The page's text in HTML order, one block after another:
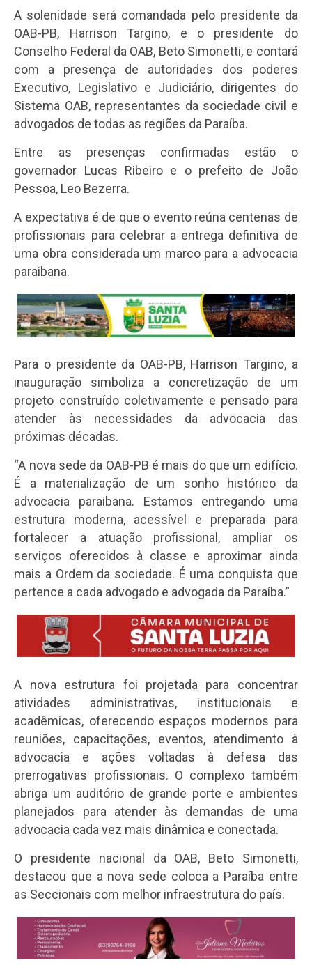
A solenidade será comandada pelo presidente da
OAB-PB, Harrison Targino, e o presidente do
Conselho Federal da OAB, Beto Simonetti, e contará
com a presença de autoridades dos poderes
Executivo, Legislativo e Judiciário, dirigentes do
Sistema OAB, representantes da sociedade civil e
advogados de todas as regiões da Paraíba.
Entre as presenças confirmadas estão o
governador Lucas Ribeiro e o prefeito de João
Pessoa, Leo Bezerra.
A expectativa é de que o evento reúna centenas de
profissionais para celebrar a entrega definitiva de
uma obra considerada um marco para a advocacia
paraibana.
Para o presidente da OAB-PB, Harrison Targino, a
inauguração simboliza a concretização de um
projeto construído coletivamente e pensado para
atender às necessidades da advocacia das
próximas décadas.
“A nova sede da OAB-PB é mais do que um edifício.
É a materialização de um sonho histórico da
advocacia paraibana. Estamos entregando uma
estrutura moderna, acessível e preparada para
fortalecer a atuação profissional, ampliar os
serviços oferecidos à classe e aproximar ainda
mais a Ordem da sociedade. É uma conquista que
pertence a cada advogado e advogada da Paraíba.”
A nova estrutura foi projetada para concentrar
atividades administrativas, institucionais e
acadêmicas, oferecendo espaços modernos para
reuniões, capacitações, eventos, atendimento à
advocacia e ações voltadas à defesa das
prerrogativas profissionais. O complexo também
abriga um auditório de grande porte e ambientes
planejados para atender às demandas de uma
advocacia cada vez mais dinâmica e conectada.
O presidente nacional da OAB, Beto Simonetti,
destacou que a nova sede coloca a Paraíba entre
as Seccionais com melhor infraestrutura do país.